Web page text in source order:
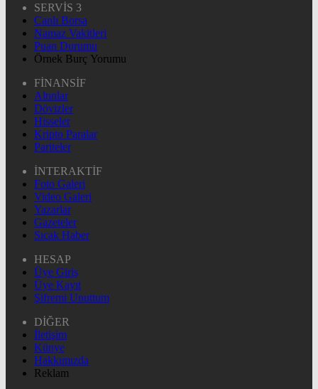
SERVİS 3
Canlı Borsa
Namaz Vakitleri
Puan Durumu
Örnek Burç Yorumu
FİNANSİF
Altınlar
Dövizler
Hisseler
Kripto Paralar
Pariteler
İNTERAKTİF
Foto Galeri
Video Galeri
Yazarlar
Gazeteler
Sıcak Haber
HESAP
Üye Giriş
Üye Kayıt
Şifremi Unuttum
DİĞER
İletişim
Künye
Hakkımızda
Reklam